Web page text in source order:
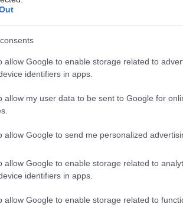
allow Google to enable storage related to
identifiers in apps.
allow my user data to be sent to Google for
allow Google to send me personalized
allow Google to enable storage related to
identifiers in apps.
allow Google to enable storage related to